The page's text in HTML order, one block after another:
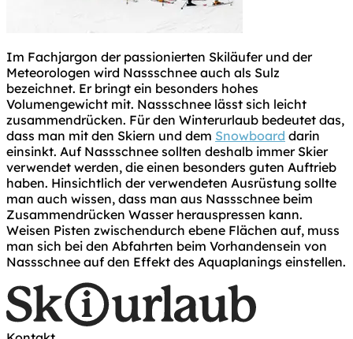
Im Fachjargon der passionierten Skiläufer und der
Meteorologen wird Nassschnee auch als Sulz
bezeichnet. Er bringt ein besonders hohes
Volumengewicht mit. Nassschnee lässt sich leicht
zusammendrücken. Für den Winterurlaub bedeutet das,
dass man mit den Skiern und dem Snowboard darin
einsinkt. Auf Nassschnee sollten deshalb immer Skier
verwendet werden, die einen besonders guten Auftrieb
haben. Hinsichtlich der verwendeten Ausrüstung sollte
man auch wissen, dass man aus Nassschnee beim
Zusammendrücken Wasser herauspressen kann.
Weisen Pisten zwischendurch ebene Flächen auf, muss
man sich bei den Abfahrten beim Vorhandensein von
Nassschnee auf den Effekt des Aquaplanings einstellen.